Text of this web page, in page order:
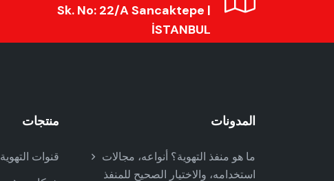
Sk. No: 22/A Sancaktepe |
İSTANBUL
منتجات
قنوات التهوية
المدونات
ما هو منفذ التهوية؟ أنواعه، مجالات
استخدامه، والاختيار الصحيح للمنفذ